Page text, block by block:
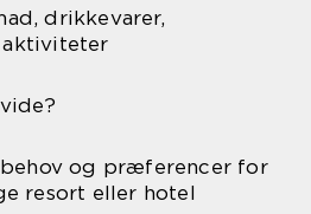
drikkevarer,
og præferencer for
resort eller hotel